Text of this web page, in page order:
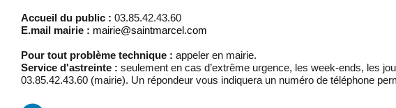
Accueil du public : 03.85.42.43.60
E.mail mairie : mairie@saintmarcel.com
Pour tout problème technique : appeler en mairie.
Service d'astreinte : seulement en cas d’extrême urgence, les week-ends, les
03.85.42.43.60 (mairie). Un répondeur vous indiquera un numéro de téléphone